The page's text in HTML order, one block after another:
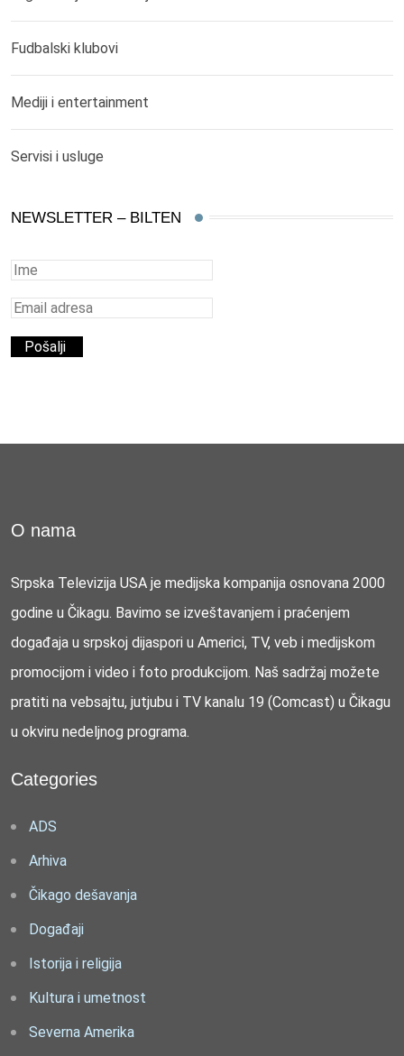
Fudbalski klubovi
Mediji i entertainment
Servisi i usluge
NEWSLETTER – BILTEN
O nama
Srpska Televizija USA je medijska kompanija osnovana 2000
godine u Čikagu. Bavimo se izveštavanjem i praćenjem
događaja u srpskoj dijaspori u Americi, TV, veb i medijskom
promocijom i video i foto produkcijom. Naš sadržaj možete
pratiti na vebsajtu, jutjubu i TV kanalu 19 (Comcast) u Čikagu
u okviru nedeljnog programa.
Categories
ADS
Arhiva
Čikago dešavanja
Događaji
Istorija i religija
Kultura i umetnost
Severna Amerika